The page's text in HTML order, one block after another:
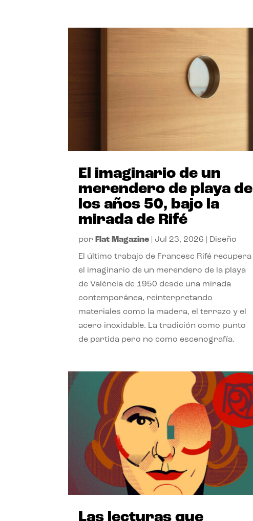
El imaginario de un
merendero de playa de
los años 50, bajo la
mirada de Rifé
por Flat Magazine Jul 23, 2026 Diseño
El último trabajo de Francesc Rifé recupera
el imaginario de un merendero de la playa
de València de 1950 desde una mirada
contemporánea, reinterpretando
materiales como la madera, el terrazo y el
acero inoxidable. La tradición como punto
de partida pero no como escenografía.
Las lecturas que